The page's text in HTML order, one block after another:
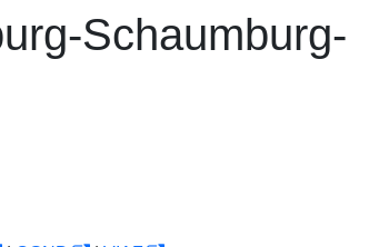
Schaumburg-